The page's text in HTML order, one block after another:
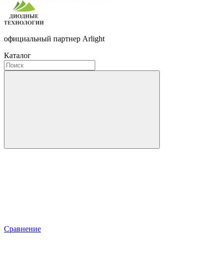
официальный партнер Arlight
Каталог
Сравнение